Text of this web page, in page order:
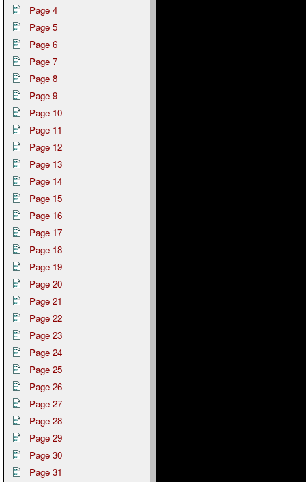
Page 4
Page 5
Page 6
Page 7
Page 8
Page 9
Page 10
Page 11
Page 12
Page 13
Page 14
Page 15
Page 16
Page 17
Page 18
Page 19
Page 20
Page 21
Page 22
Page 23
Page 24
Page 25
Page 26
Page 27
Page 28
Page 29
Page 30
Page 31